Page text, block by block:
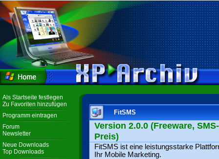
Als Startseite festlegen
Zu Favoriten hinzufügen
Programm eintragen
Forum
Newsletter
Neue Downloads
Top Downloads
FitSMS
Version 2.0.0 (Freeware, SMS-
Preis)
FitSMS ist eine leistungsstarke
Ihr Mobile Marketing.